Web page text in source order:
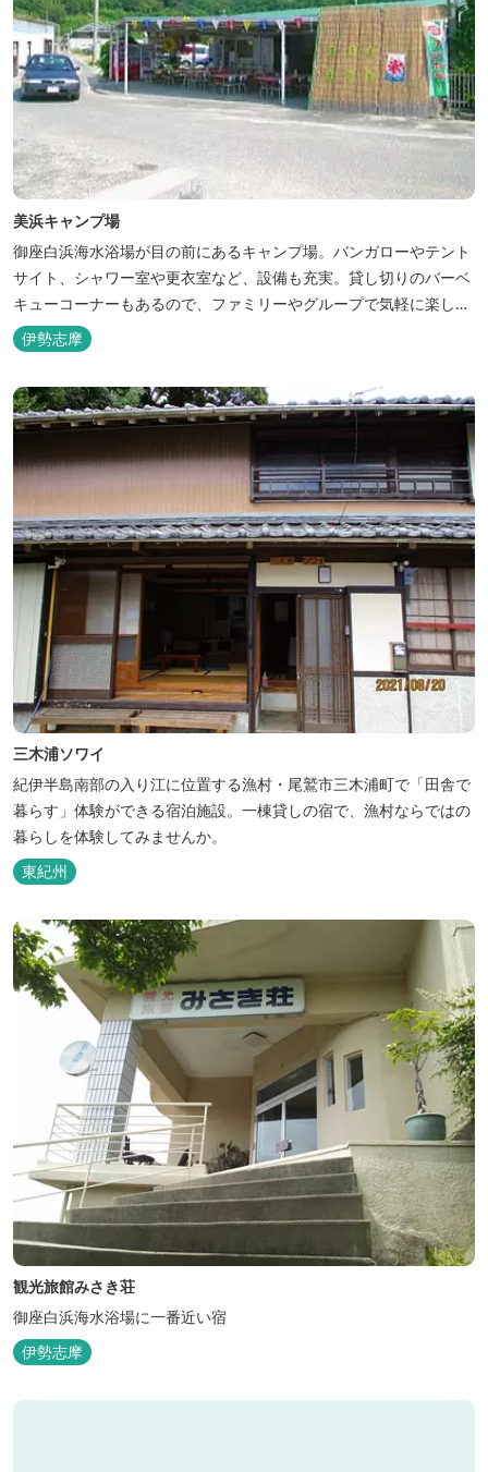
美浜キャンプ場
御座白浜海水浴場が目の前にあるキャンプ場。バンガローやテント
サイト、シャワー室や更衣室など、設備も充実。貸し切りのバーベ
キューコーナーもあるので、ファミリーやグループで気軽に楽しむ
ことができます。
伊勢志摩
三木浦ソワイ
紀伊半島南部の入り江に位置する漁村・尾鷲市三木浦町で「田舎で
暮らす」体験ができる宿泊施設。一棟貸しの宿で、漁村ならではの
暮らしを体験してみませんか。
東紀州
観光旅館みさき荘
御座白浜海水浴場に一番近い宿
伊勢志摩